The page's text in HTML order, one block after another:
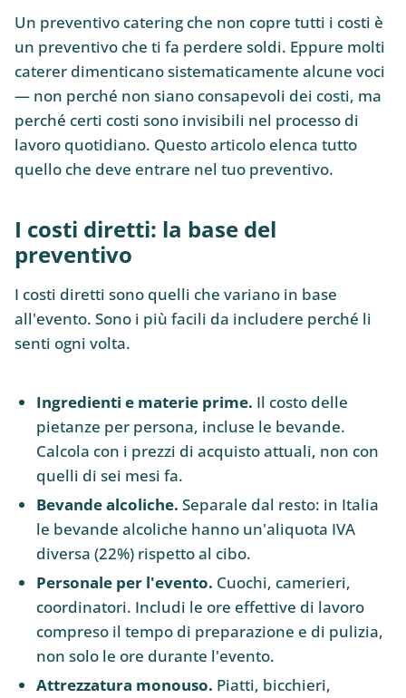
Un preventivo catering che non copre tutti i costi è
un preventivo che ti fa perdere soldi. Eppure molti
caterer dimenticano sistematicamente alcune voci
— non perché non siano consapevoli dei costi, ma
perché certi costi sono invisibili nel processo di
lavoro quotidiano. Questo articolo elenca tutto
quello che deve entrare nel tuo preventivo.
I costi diretti: la base del
preventivo
I costi diretti sono quelli che variano in base
all'evento. Sono i più facili da includere perché li
senti ogni volta.
Ingredienti e materie prime. Il costo delle
pietanze per persona, incluse le bevande.
Calcola con i prezzi di acquisto attuali, non con
quelli di sei mesi fa.
Bevande alcoliche. Separale dal resto: in Italia
le bevande alcoliche hanno un'aliquota IVA
diversa (22%) rispetto al cibo.
Personale per l'evento. Cuochi, camerieri,
coordinatori. Includi le ore effettive di lavoro
compreso il tempo di preparazione e di pulizia,
non solo le ore durante l'evento.
Attrezzatura monouso. Piatti, bicchieri,